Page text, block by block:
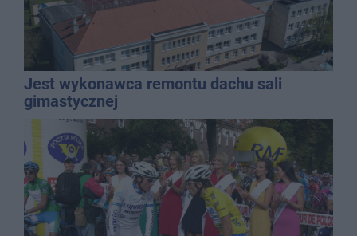
Jest wykonawca remontu dachu sali
gimastycznej